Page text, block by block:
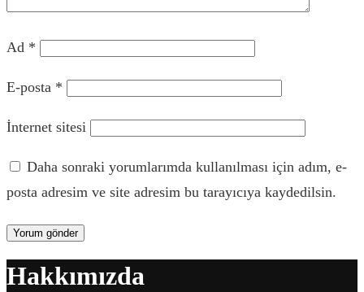
Ad *
E-posta *
İnternet sitesi
Daha sonraki yorumlarımda kullanılması için adım, e-
posta adresim ve site adresim bu tarayıcıya kaydedilsin.
Hakkımızda